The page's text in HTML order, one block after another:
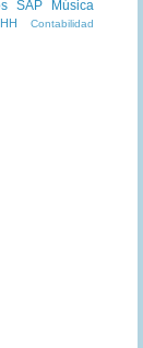
SAP
Música
Contabilidad